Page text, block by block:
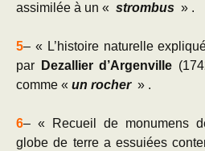
assimilée à un « strombus » .
5– « L’histoire naturelle
par
Dezallier d’Argenville
comme « un rocher » .
6– « Recueil de monumens
globe de terre a essuiées